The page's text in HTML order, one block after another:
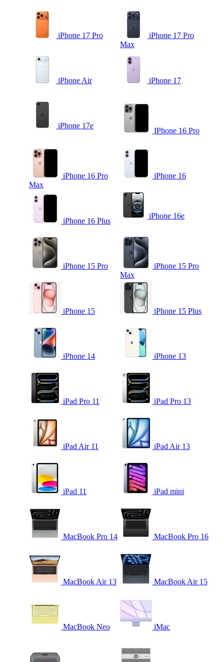
iPhone 17 Pro
iPhone 17 Pro
Max
iPhone Air iPhone 17
iPhone 17e
IPhone 16 Pro
iPhone 16 Pro
Max
iPhone 16
iPhone 16 Plus
iPhone 16e
iPhone 15 Pro
iPhone 15 Pro
Max
iPhone 15 iPhone 15 Plus
iPhone 14 iPhone 13
iPad Pro 11 iPad Pro 13
iPad Air 11 iPad Air 13
iPad 11 iPad mini
MacBook Pro 14 MacBook Pro 16
MacBook Air 13 MacBook Air 15
MacBook Neo iMac